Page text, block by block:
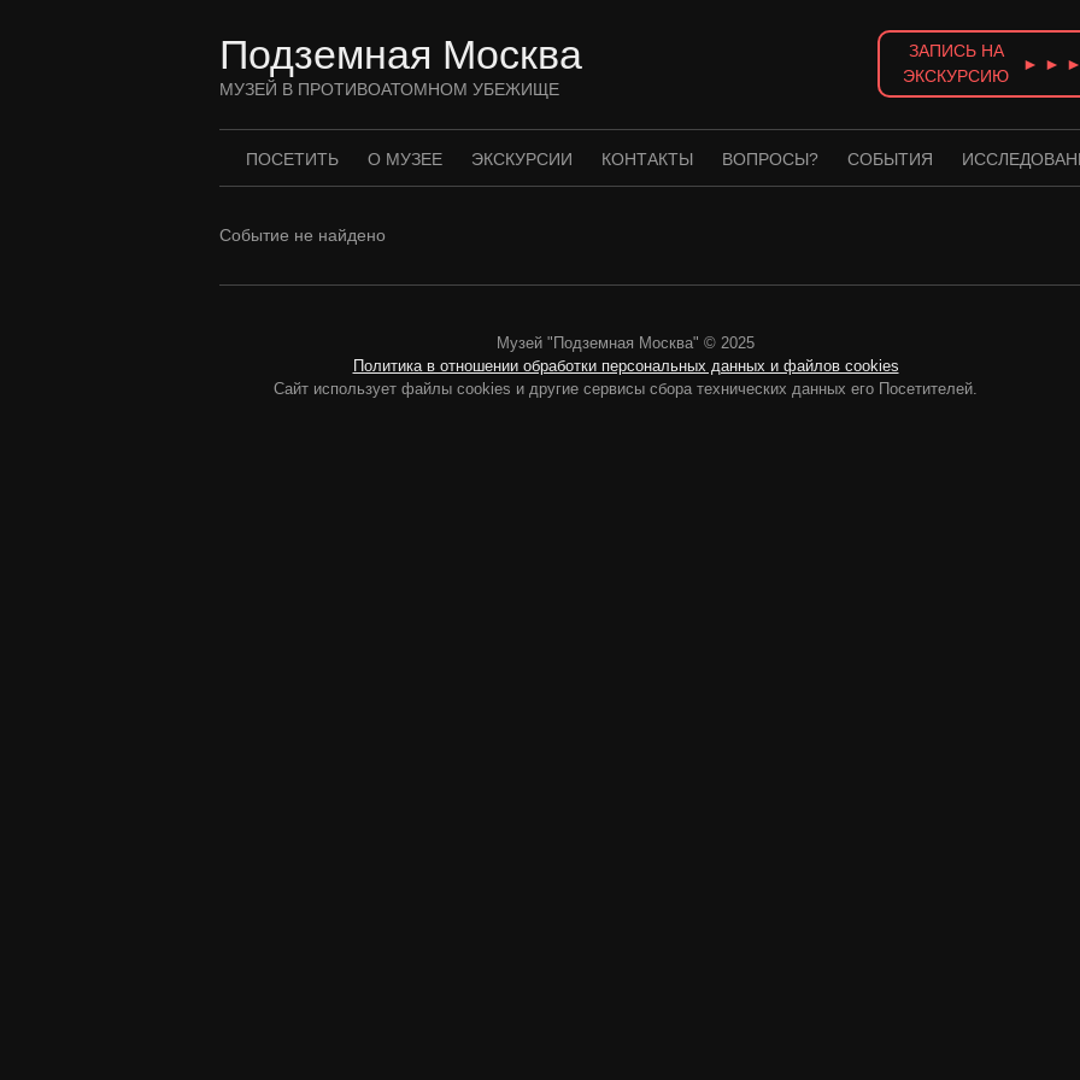
Подземная Москва
МУЗЕЙ В ПРОТИВОАТОМНОМ УБЕЖИЩЕ
ЗАПИСЬ НА
ЭКСКУРСИЮ
► ►
ПОСЕТИТЬ О МУЗЕЕ ЭКСКУРСИИ КОНТАКТЫ ВОПРОСЫ? СОБЫТИЯ
Событие не найдено
Музей "Подземная Москва" © 2025
Политика в отношении обработки персональных данных и файлов cookies
Сайт использует файлы cookies и другие сервисы сбора технических данных его Посетителей.